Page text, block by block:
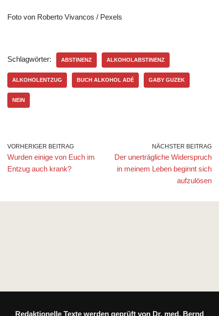
Foto von Roberto Vivancos / Pexels
Schlagwörter: ABSTINENZ ALKOHOLABSTINENZ
ALKOHOLENTZUG BUCH ALKOHOL ADÉ GABY GUZEK
NEIN
VORHERIGER BEITRAG
Wurden einige von Euch im
Entzug auch krank?
NÄCHSTER BEITRAG
Der unerträgliche Widerspruch
in meinem Leben beginnt sich
aufzulösen
Redaktionelle Texte werden geprüft von Dr. med. Bernd